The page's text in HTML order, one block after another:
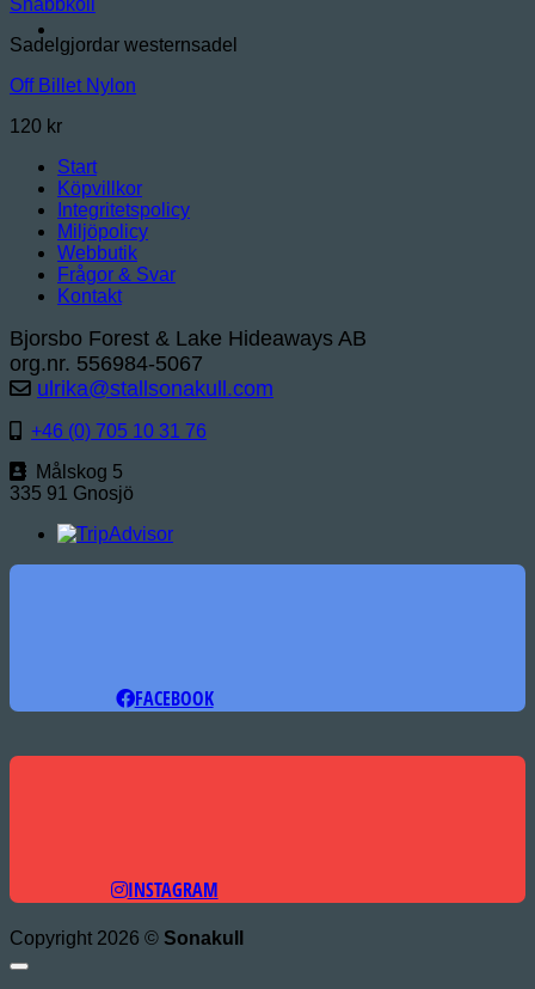
Snabbkoll
Sadelgjordar westernsadel
Off Billet Nylon
120 kr
Start
Köpvillkor
Integritetspolicy
Miljöpolicy
Webbutik
Frågor & Svar
Kontakt
Bjorsbo Forest & Lake Hideaways AB
org.nr. 556984-5067
ulrika@stallsonakull.com
+46 (0) 705 10 31 76
Målskog 5
335 91 Gnosjö
FACEBOOK
INSTAGRAM
Copyright 2026 © Sonakull